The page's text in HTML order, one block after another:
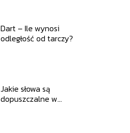
Dart – Ile wynosi
odległość od tarczy?
Jakie słowa są
dopuszczalne w